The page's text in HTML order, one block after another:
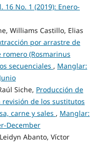
16 No. 1 (2019): Enero-
Williams Castillo, Elias
por arrastre de
(Rosmarinus
secuenciales , Manglar:
Siche, Producción de
de los sustitutos
carne y sales , Manglar:
December
Abanto, Víctor